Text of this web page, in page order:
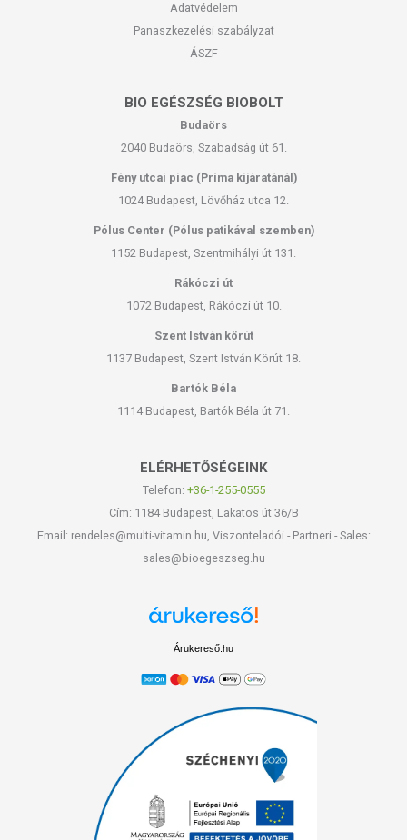
Adatvédelem
Panaszkezelési szabályzat
ÁSZF
BIO EGÉSZSÉG BIOBOLT
Budaörs
2040 Budaörs, Szabadság út 61.
Fény utcai piac (Príma kijáratánál)
1024 Budapest, Lövőház utca 12.
Pólus Center (Pólus patikával szemben)
1152 Budapest, Szentmihályi út 131.
Rákóczi út
1072 Budapest, Rákóczi út 10.
Szent István körút
1137 Budapest, Szent István Körút 18.
Bartók Béla
1114 Budapest, Bartók Béla út 71.
ELÉRHETŐSÉGEINK
Telefon: +36-1-255-0555
Cím: 1184 Budapest, Lakatos út 36/B
Email: rendeles@multi-vitamin.hu, Viszonteladói - Partneri - Sales:
sales@bioegeszseg.hu
Árukereső.hu